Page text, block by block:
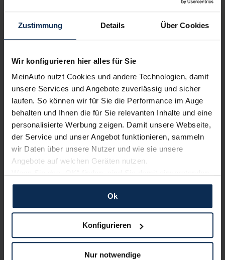
Zustimmung Details Über Cookies
Wir konfigurieren hier alles für Sie
MeinAuto nutzt Cookies und andere Technologien, damit
unsere Services und Angebote zuverlässig und sicher
laufen. So können wir für Sie die Performance im Auge
behalten und Ihnen die für Sie relevanten Inhalte und eine
personalisierte Werbung zeigen. Damit unsere Webseite,
der Service und unser Angebot funktionieren, sammeln
wir Daten über unsere Nutzer und wie sie unsere
Angebote auf welchen Geräten nutzen.
und erlauben uns Cookies für unseren Service zu
verwenden und diese Daten an Dritte weiterzugeben,
etwa an unsere Marketingpartner. Falls Sie dem nicht
zustimmen möchten, beschränken wir uns auf die
dann nicht auf Sie zuschneiden und Sie somit nicht
perfekt auf dem Weg zu Ihrem Neuwagen unterstützen.
Ok
Konfigurieren
Nur notwendige
Erfahren Sie mehr über das Urteil unserer Kunden
Testberichte
KI-generiert
Auf neuer Höhe dank Facelift?